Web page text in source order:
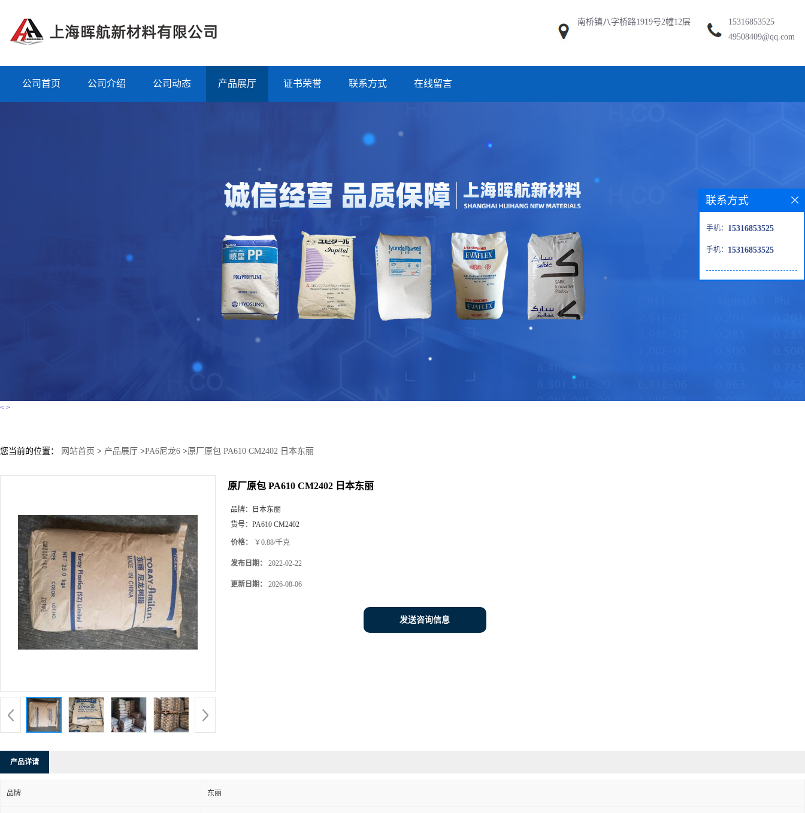
南桥镇八字桥路1919号2幢12层
15316853525
49508409@qq.com
公司首页 公司介绍 公司动态 产品展厅 证书荣誉 联系方式 在线留言
< >
您当前的位置： 网站首页 > 产品展厅 >PA6尼龙6 >原厂原包 PA610 CM2402 日本东丽
原厂原包 PA610 CM2402 日本东丽
品牌：
日本东丽
货号： PA610 CM2402
价格： ￥0.88/千克
发布日期： 2022-02-22
更新日期： 2026-08-06
发送咨询信息
产品详请
品牌 东丽
联系方式
手机： 15316853525
手机： 15316853525